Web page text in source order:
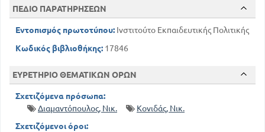
Ο χάρτης
156
ΠΕΔΙΟ ΠΑΡΑΤΗΡΗΣΕΩΝ
Εντοπισμός πρωτοτύπου: Ινστιτούτο Εκπαιδευτικής Πολιτικής
Κωδικός βιβλιοθήκης: 17846
ΕΥΡΕΤΗΡΙΟ ΘΕΜΑΤΙΚΩΝ ΟΡΩΝ
Σχετιζόμενα πρόσωπα:
Διαμαντόπουλος, Νικ.
Κονιδάς, Νικ.
Σχετιζόμενοι όροι: